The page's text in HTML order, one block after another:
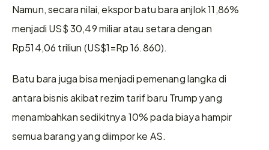
Namun, secara nilai, ekspor batu bara anjlok 11,86%
menjadi US$ 30,49 miliar atau setara dengan
Rp514,06 triliun (US$1=Rp 16.860).
Batu bara juga bisa menjadi pemenang langka di
antara bisnis akibat rezim tarif baru Trump yang
menambahkan sedikitnya 10% pada biaya hampir
semua barang yang diimpor ke AS.